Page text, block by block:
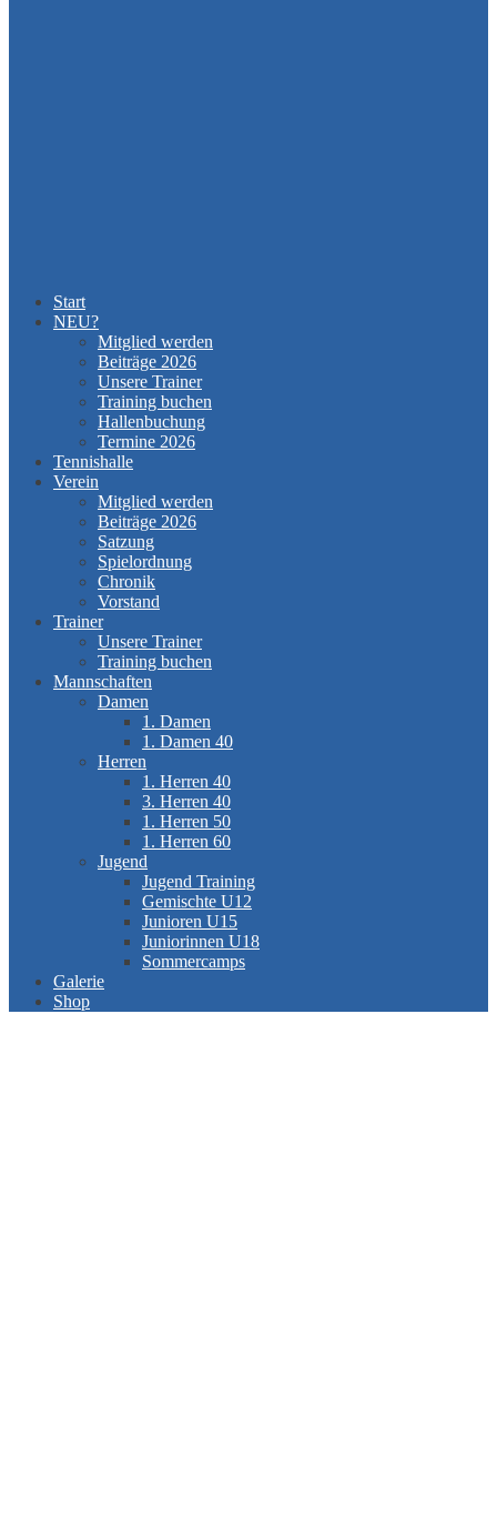
Start
NEU?
Mitglied werden
Beiträge 2026
Unsere Trainer
Training buchen
Hallenbuchung
Termine 2026
Tennishalle
Verein
Mitglied werden
Beiträge 2026
Satzung
Spielordnung
Chronik
Vorstand
Trainer
Unsere Trainer
Training buchen
Mannschaften
Damen
1. Damen
1. Damen 40
Herren
1. Herren 40
3. Herren 40
1. Herren 50
1. Herren 60
Jugend
Jugend Training
Gemischte U12
Junioren U15
Juniorinnen U18
Sommercamps
Galerie
Shop